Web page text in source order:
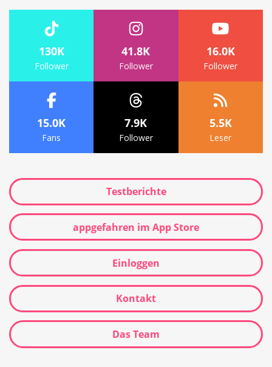
130K
Follower
41.8K
Follower
16.0K
Follower
15.0K
Fans
7.9K
Follower
5.5K
Leser
Testberichte
appgefahren im App Store
Einloggen
Kontakt
Das Team